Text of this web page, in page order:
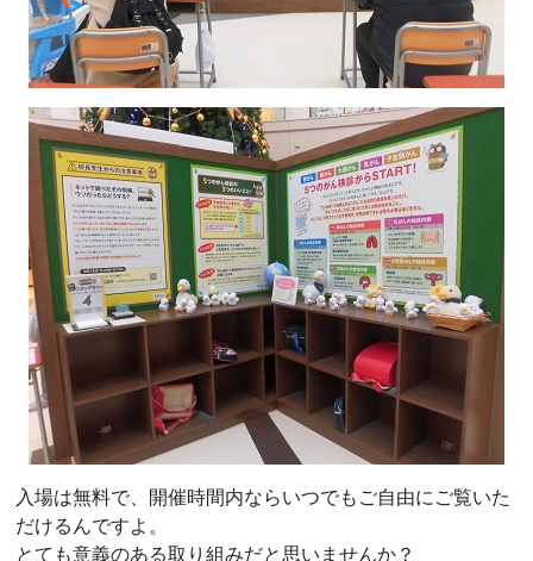
入場は無料で、開催時間内ならいつでもご自由にご覧いた
だけるんですよ。
とても意義のある取り組みだと思いませんか？